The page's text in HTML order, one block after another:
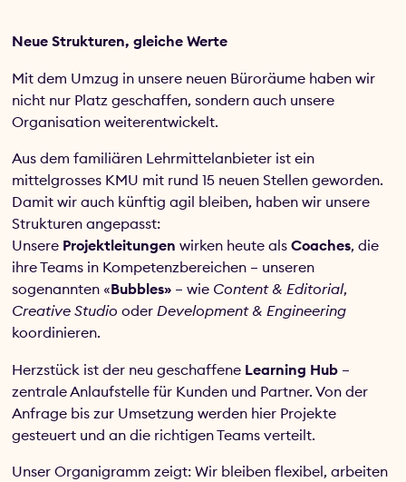
Neue Strukturen, gleiche Werte
Mit dem Umzug in unsere neuen Büroräume haben wir
nicht nur Platz geschaffen, sondern auch unsere
Organisation weiterentwickelt.
Aus dem familiären Lehrmittelanbieter ist ein
mittelgrosses KMU mit rund 15 neuen Stellen geworden.
Damit wir auch künftig agil bleiben, haben wir unsere
Strukturen angepasst:
Unsere Projektleitungen wirken heute alsCoaches, die
ihre Teams in Kompetenzbereichen – unseren
sogenannten «Bubbles» – wie Content & Editorial,
Creative Studio oderDevelopment & Engineering
koordinieren.
Herzstück ist der neu geschaffene Learning Hub –
zentrale Anlaufstelle für Kunden und Partner. Von der
Anfrage bis zur Umsetzung werden hier Projekte
gesteuert und an die richtigen Teams verteilt.
Unser Organigramm zeigt: Wir bleiben flexibel, arbeiten